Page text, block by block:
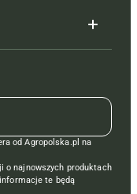
od Agropolska.pl na
o najnowszych produktach
te będą